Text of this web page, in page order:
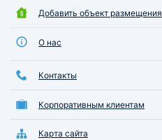
Добавить объект размещения
О нас
Контакты
Корпоративным клиентам
Карта сайта